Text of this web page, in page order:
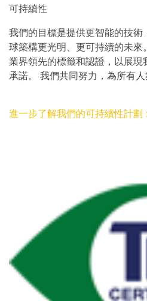
可持續性
我們的目標是提供更智能的技
球築構更光明、更可持續的未
業界領先的標籤和認證，以展
承諾。 我們共同努力，為所有人
進一步了解我們的可持續性計劃